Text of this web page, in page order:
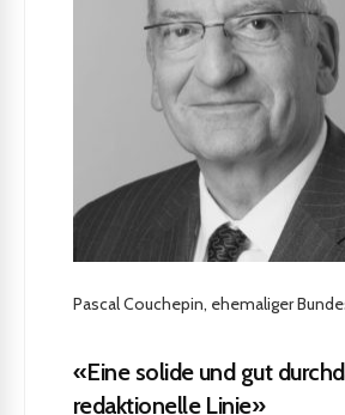
Pascal Couchepin, ehemaliger
«Eine solide und gut
redaktionelle Linie»